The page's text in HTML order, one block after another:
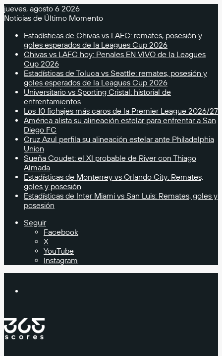
jueves, agosto 6 2026
Noticias de Último Momento
Estadísticas de Chivas vs LAFC: remates, posesión y
goles esperados de la Leagues Cup 2026
Chivas vs LAFC hoy: Penales EN VIVO de la Leagues
Cup 2026
Estadísticas de Toluca vs Seattle: remates, posesión y
goles esperados de la Leagues Cup 2026
Universitario vs Sporting Cristal: historial de
enfrentamientos
Los 10 fichajes más caros de la Premier League 2026/27
América alista su alineación estelar para enfrentar a San
Diego FC
Cruz Azul perfila su alineación estelar ante Philadelphia
Union
Sueña Coudet: el XI probable de River con Thiago
Almada
Estadísticas de Monterrey vs Orlando City: Remates,
goles y posesión
Estadísticas de Inter Miami vs San Luis: Remates, goles y
posesión
Seguir
Facebook
X
YouTube
Instagram